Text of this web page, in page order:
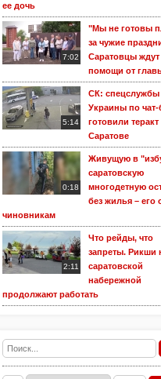
ее дочь
7:02
"Мы не готовы
за чужие
Саратовцы ждут
помощи от
5:14
СК: спецслужбы
Украины по чат-
готовили теракт
Саратове
0:18
Живущую в
саратовскую
многодетную
без жилья – его
чиновникам
2:11
Что рейды, что
запреты. Рикши
саратовской
набережной
продолжают работать